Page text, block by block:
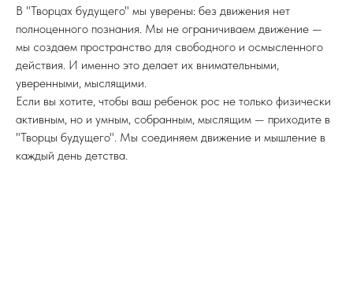
В "Творцах будущего" мы уверены: без движения нет
полноценного познания. Мы не ограничиваем движение —
мы создаем пространство для свободного и осмысленного
действия. И именно это делает их внимательными,
уверенными, мыслящими.
Если вы хотите, чтобы ваш ребенок рос не только физически
активным, но и умным, собранным, мыслящим — приходите в
"Творцы будущего". Мы соединяем движение и мышление в
каждый день детства.